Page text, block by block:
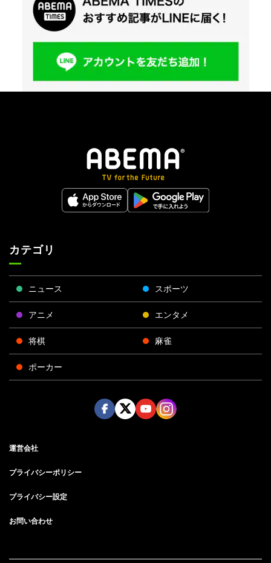
カテゴリ
ニュース スポーツ
アニメ エンタメ
将棋 麻雀
ポーカー
運営会社
プライバシーポリシー
プライバシー設定
お問い合わせ